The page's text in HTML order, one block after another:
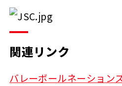
関連リンク
バレーボールネーション